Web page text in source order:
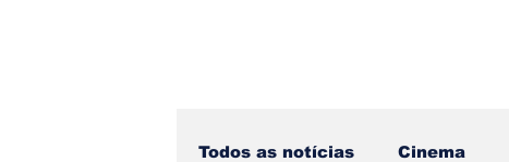
Todos as notícias Cinema